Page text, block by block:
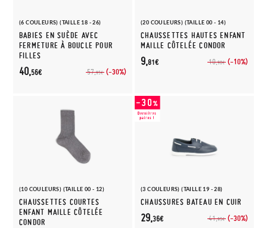
(6 COULEURS) (TAILLE 18 - 26)
BABIES EN SUÈDE AVEC
FERMETURE À BOUCLE POUR
FILLES
57,95€ (-30%)
40,56€
(20 COULEURS) (TAILLE 00 - 14)
CHAUSSETTES HAUTES ENFANT
MAILLE CÔTELÉE CONDOR
10,90€ (-10%)
9,81€
(10 COULEURS) (TAILLE 00 - 12)
CHAUSSETTES COURTES
ENFANT MAILLE CÔTELÉE
CONDOR
(3 COULEURS) (TAILLE 19 - 28)
CHAUSSURES BATEAU EN CUIR
41,95€ (-30%)
29,36€